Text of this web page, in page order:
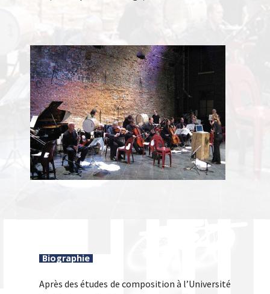
Biographie
Après des études de composition à l’Université